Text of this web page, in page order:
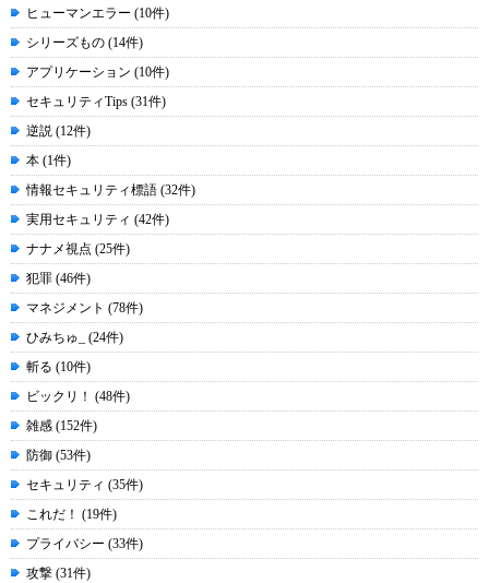
ヒューマンエラー (10件)
シリーズもの (14件)
アプリケーション (10件)
セキュリティTips (31件)
逆説 (12件)
本 (1件)
情報セキュリティ標語 (32件)
実用セキュリティ (42件)
ナナメ視点 (25件)
犯罪 (46件)
マネジメント (78件)
ひみちゅ_ (24件)
斬る (10件)
ビックリ！ (48件)
雑感 (152件)
防御 (53件)
セキュリティ (35件)
これだ！ (19件)
プライバシー (33件)
攻撃 (31件)